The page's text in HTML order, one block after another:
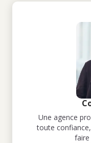
Une agence
toute
faire